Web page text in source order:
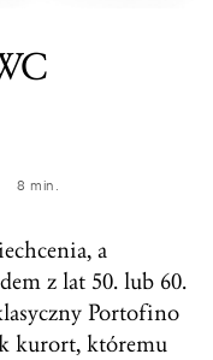
8 min.
a
z lat 50. lub 60.
Portofino
kurort, któremu